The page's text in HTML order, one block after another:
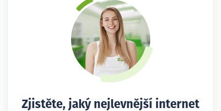
Zjistěte, jaký nejlevnější internet